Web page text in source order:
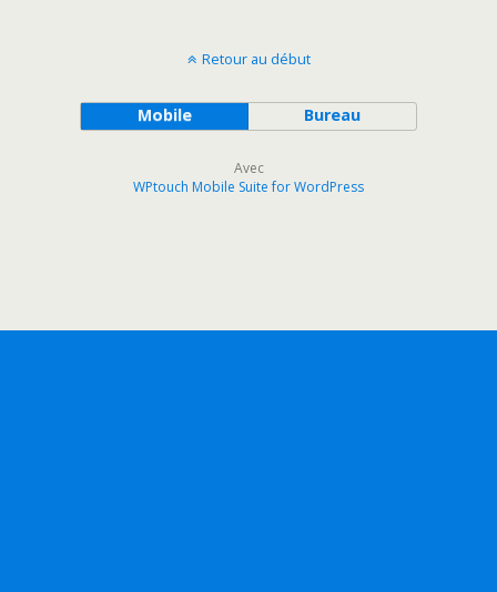
Retour au début
Mobile Bureau
Avec
WPtouch Mobile Suite for WordPress